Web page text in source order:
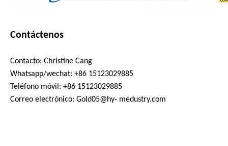
Contáctenos
Contacto: Christine Cang
Whatsapp/wechat: +86 15123029885
Teléfono móvil: +86 15123029885
Correo electrónico: Gold05@hy- medustry.com